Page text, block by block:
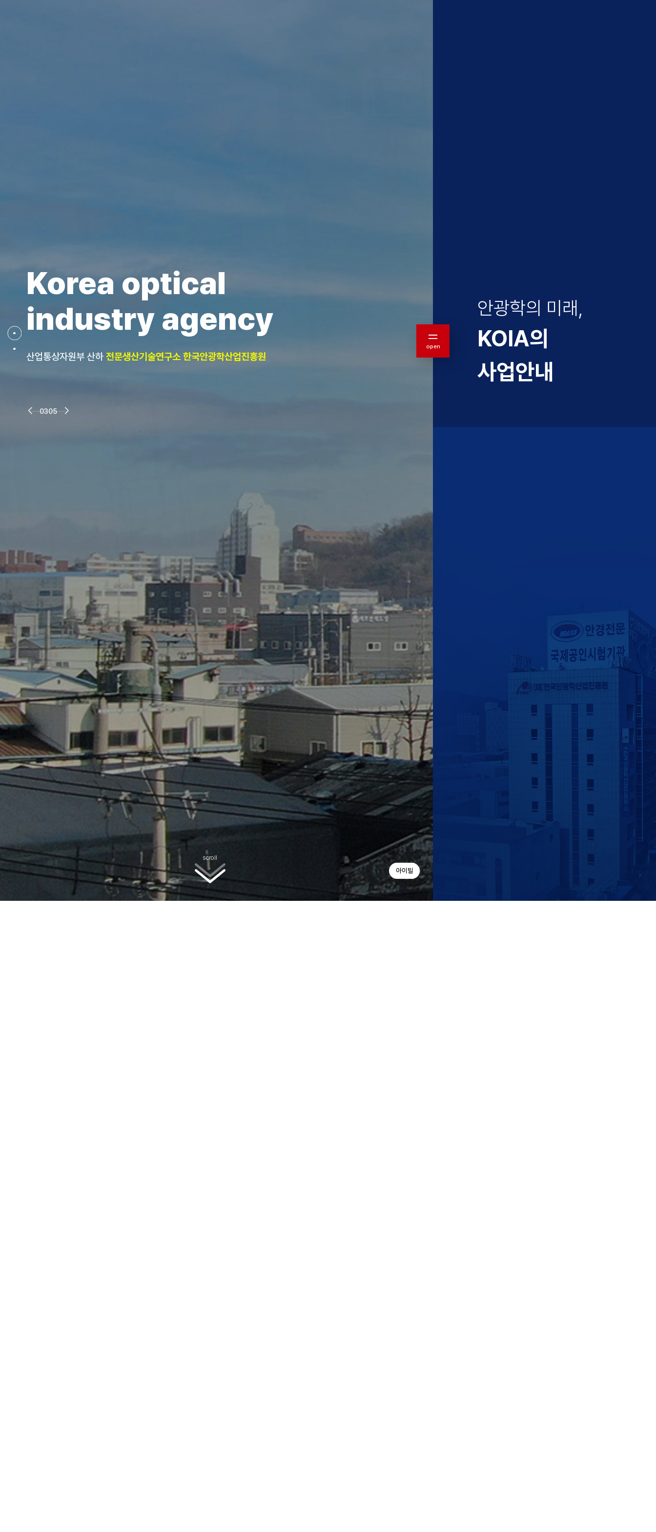
한국안광학산업진흥원
아이빌
안경테표면처리센터
Korea optical
industry agency
산업통상자원부 산하 전문생산기술연구소 한국안광학산업진흥원
0305
scroll
open
안광학의 미래,
KOIA의
사업안내